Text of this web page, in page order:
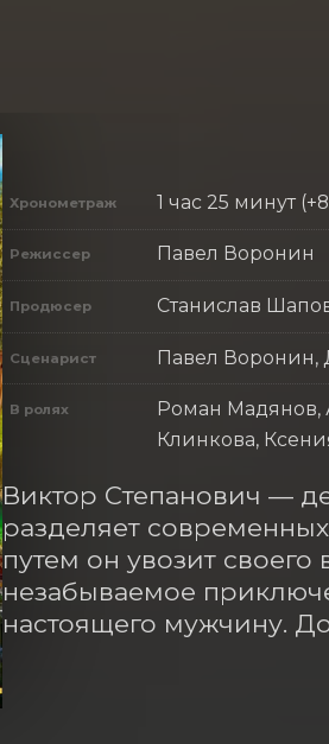
Хронометраж 1 час 25 минут
Режиссер Павел Воронин
Продюсер Станислав
Сценарист Павел Воронин,
В ролях
Роман Мадянов,
Клинкова,
Виктор Степанович —
разделяет
путем он увозит
незабываемое
настоящего мужчину.